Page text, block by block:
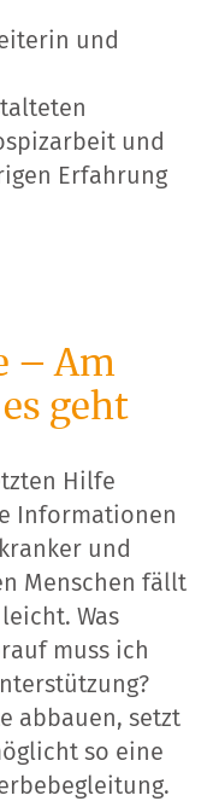
und
und
Erfahrung
– Am
geht
Hilfe
Informationen
und
Menschen fällt
Was
muss ich
abbauen, setzt
so eine